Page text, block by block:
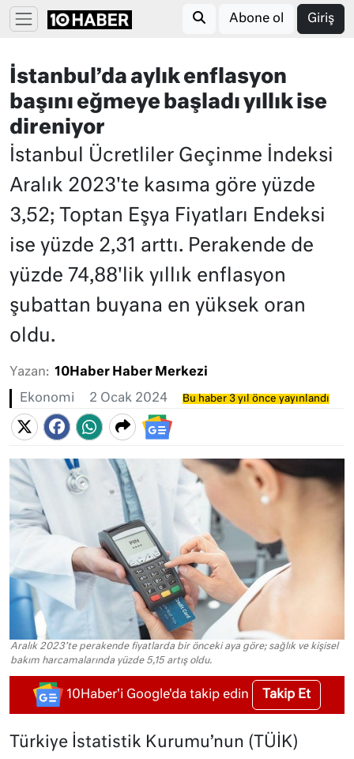
Abone ol Giriş
İstanbul’da aylık enflasyon
başını eğmeye başladı yıllık ise
direniyor
İstanbul Ücretliler Geçinme İndeksi
Aralık 2023'te kasıma göre yüzde
3,52; Toptan Eşya Fiyatları Endeksi
ise yüzde 2,31 arttı. Perakende de
yüzde 74,88'lik yıllık enflasyon
şubattan buyana en yüksek oran
oldu.
Yazan: 10Haber Haber Merkezi
Ekonomi 2 Ocak 2024 Bu haber 3 yıl önce yayınlandı
Aralık 2023’te perakende fiyatlarda bir önceki aya göre; sağlık ve kişisel
bakım harcamalarında yüzde 5,15 artış oldu.
10Haber'i Google'da takip edin Takip Et
Türkiye İstatistik Kurumu’nun (TÜİK)